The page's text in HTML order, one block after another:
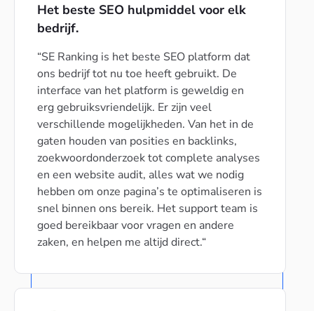
Het beste SEO hulpmiddel voor elk
bedrijf.
SE Ranking is het beste SEO platform dat
ons bedrijf tot nu toe heeft gebruikt. De
interface van het platform is geweldig en
erg gebruiksvriendelijk. Er zijn veel
verschillende mogelijkheden. Van het in de
gaten houden van posities en backlinks,
zoekwoordonderzoek tot complete analyses
en een website audit, alles wat we nodig
hebben om onze pagina’s te optimaliseren is
snel binnen ons bereik. Het support team is
goed bereikbaar voor vragen en andere
zaken, en helpen me altijd direct.